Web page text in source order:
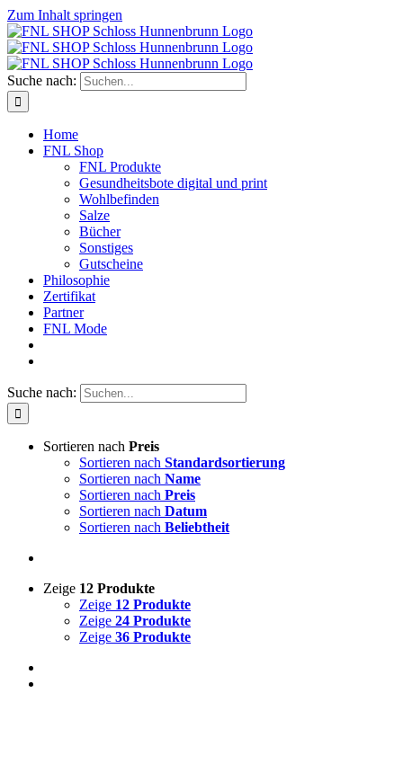
Zum Inhalt springen
Suche nach:
Home
FNL Shop
FNL Produkte
Gesundheitsbote digital und print
Wohlbefinden
Salze
Bücher
Sonstiges
Gutscheine
Philosophie
Zertifikat
Partner
FNL Mode
Suche nach:
Sortieren nach Preis
Sortieren nach Standardsortierung
Sortieren nach Name
Sortieren nach Preis
Sortieren nach Datum
Sortieren nach Beliebtheit
Zeige 12 Produkte
Zeige 12 Produkte
Zeige 24 Produkte
Zeige 36 Produkte